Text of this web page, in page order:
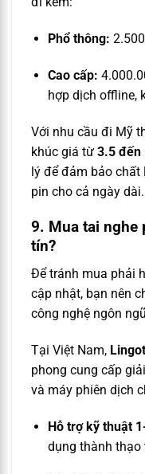
Phổ thông:
Cao cấp:
hợp dịch offline,
Với nhu cầu đi Mỹ
khúc giá từ 3.5 đến
lý để đảm bảo
pin cho cả ngày dài.
9. Mua tai nghe
tín?
Để tránh mua phải
cập nhật, bạn nên
công nghệ ngôn
Tại Việt Nam,
phong cung cấp
và máy phiên dịch
Hỗ trợ kỹ thuật
dụng thành thạo